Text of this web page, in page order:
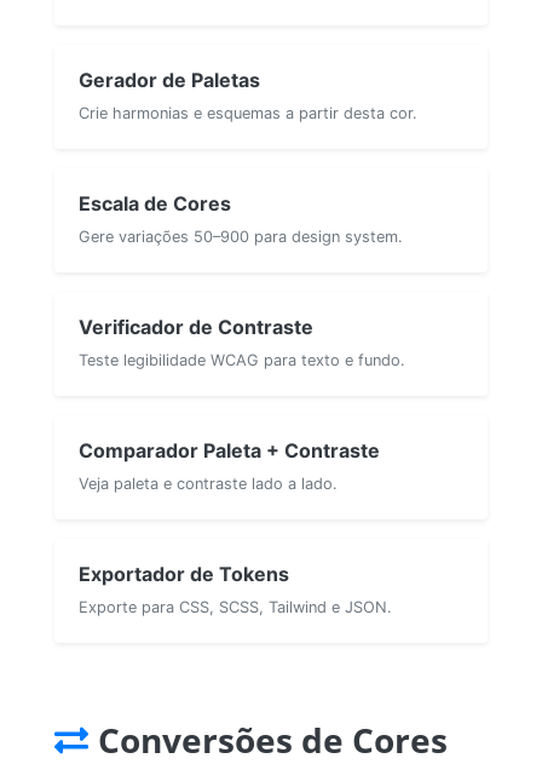
Gerador de Paletas
Crie harmonias e esquemas a partir desta cor.
Escala de Cores
Gere variações 50–900 para design system.
Verificador de Contraste
Teste legibilidade WCAG para texto e fundo.
Comparador Paleta + Contraste
Veja paleta e contraste lado a lado.
Exportador de Tokens
Exporte para CSS, SCSS, Tailwind e JSON.
Conversões de Cores